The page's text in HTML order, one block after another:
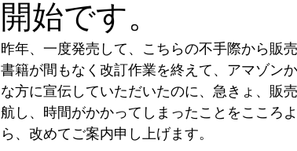
開始です。
昨年、一度発売して、こちらの不手際から販
書籍が間もなく改訂作業を終えて、アマゾン
な方に宣伝していただいたのに、急きょ、販
航し、時間がかかってしまったことをこころ
ら、改めてご案内申し上げます。